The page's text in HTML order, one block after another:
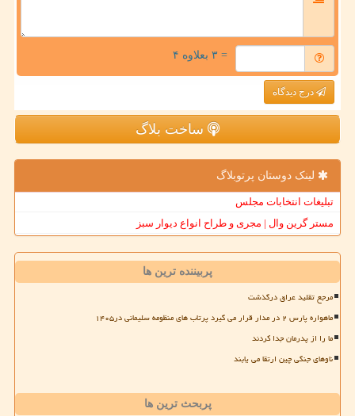
= ۳ بعلاوه ۴
درج دیدگاه
ساخت بلاگ
لینک دوستان پرتوبلاگ
تبلیغات انتخابات مجلس
مستر گرین وال | مجری و طراح انواع دیوار سبز
پربیننده ترین ها
مرجع تقلید عراق درگذشت
ماهواره پارس ۲ در مدار قرار می گیرد پرتاب های منظومه سلیمانی در۱۴۰۵
ما را از پدرمان جدا کردند
ناوهای جنگی چین ارتقا می یابند
پربحث ترین ها